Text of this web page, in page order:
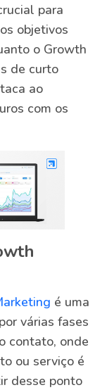
para
objetivos
o Growth
de curto
ao
com os
é uma
várias fases
contato, onde
ou serviço é
desse ponto